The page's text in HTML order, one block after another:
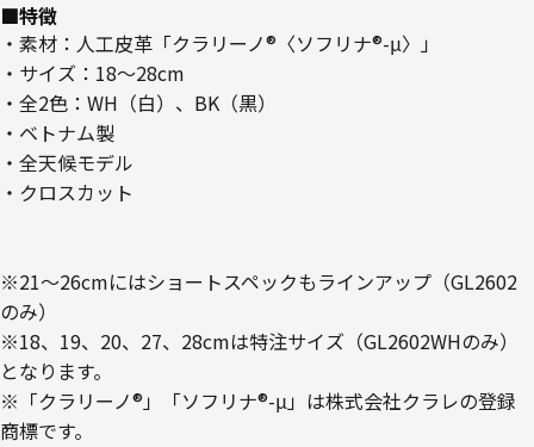
■特徴
・素材：人工皮革「クラリーノ®〈ソフリナ®-μ〉」
・サイズ：18～28cm
・全2色：WH（白）、BK（黒）
・ベトナム製
・全天候モデル
・クロスカット
※21～26cmにはショートスペックもラインアップ（GL2602
のみ）
※18、19、20、27、28cmは特注サイズ（GL2602WHのみ）
となります。
※「クラリーノ®」「ソフリナ®-μ」は株式会社クラレの登録
商標です。